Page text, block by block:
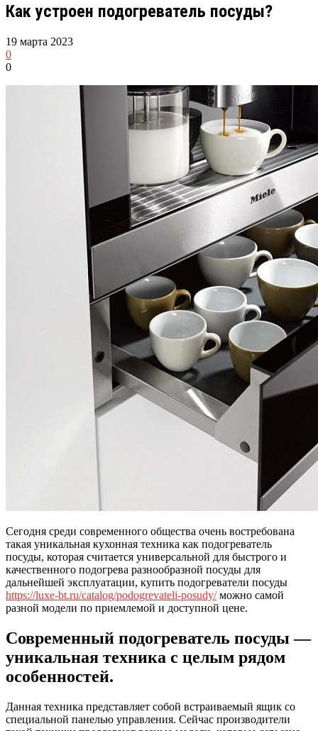
Как устроен подогреватель посуды?
19 марта 2023
0
0
Сегодня среди современного общества очень востребована
такая уникальная кухонная техника как подогреватель
посуды, которая считается универсальной для быстрого и
качественного подогрева разнообразной посуды для
дальнейшей эксплуатации, купить подогреватели посуды
https://luxe-bt.ru/catalog/podogrevateli-posudy/можно самой
разной модели по приемлемой и доступной цене.
Современный подогреватель посуды —
уникальная техника с целым рядом
особенностей.
Данная техника представляет собой встраиваемый ящик со
специальной панелью управления. Сейчас производители